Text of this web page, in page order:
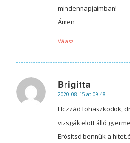
mindennapjaimban!
Ámen
Válasz
Brigitta
says:
2020-08-15 at 09:48
Hozzád fohászkodok,
vizsgák elött álló
Erösítsd bennük a